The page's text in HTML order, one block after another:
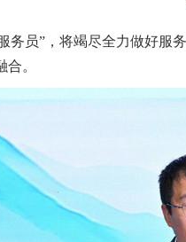
务员”，将竭尽全力做好
。